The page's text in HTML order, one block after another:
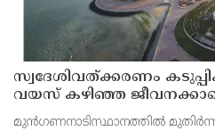
സ്വദേശിവത്ക്കരണം
വയസ് കഴിഞ്ഞ ജീവനക്കാരെ
തീരുമാനം
മുന്‍ഗണനാടിസ്ഥാനത്തില്‍ മുതിര്‍ന്ന